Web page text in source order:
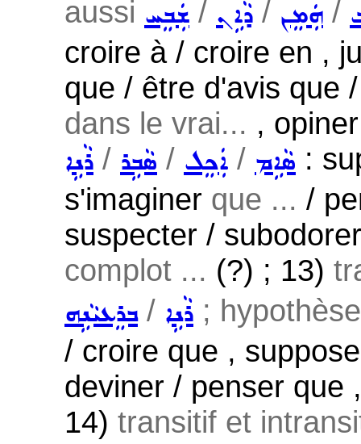
aussi ܫܲܒܸܚ / ܕܵܐܹܢ / ܗܲܡܸܢ /
croire à / croire en ,
que / être d'avis que
dans le vrai... ,
ܪܵܢܹܐ / ܣܵܒܹܪ / ܐܲܟܸܠ / ܣܵܐܹܡ :
s'imaginer que ... /
suspecter /
complot ... (?) ; 13)
ܒܪܸܥܝܵܢܹܗ/ ܪܵܢܹܐ ;
/ croire que ,
deviner / penser que
14) transitif et